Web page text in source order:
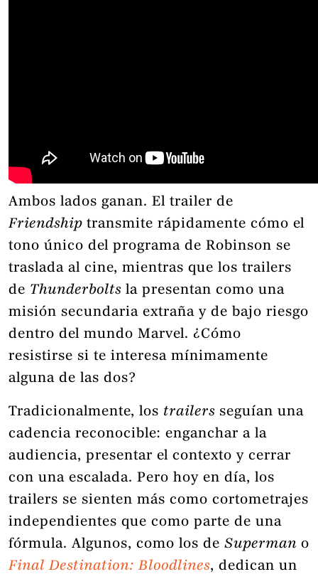
Ambos lados ganan. El trailer de
Friendship transmite rápidamente cómo el
tono único del programa de Robinson se
traslada al cine, mientras que los trailers
de Thunderbolts la presentan como una
misión secundaria extraña y de bajo riesgo
dentro del mundo Marvel. ¿Cómo
resistirse si te interesa mínimamente
alguna de las dos?
Tradicionalmente, los trailers seguían una
cadencia reconocible: enganchar a la
audiencia, presentar el contexto y cerrar
con una escalada. Pero hoy en día, los
trailers se sienten más como cortometrajes
independientes que como parte de una
fórmula. Algunos, como los de Superman o
Final Destination: Bloodlines, dedican un